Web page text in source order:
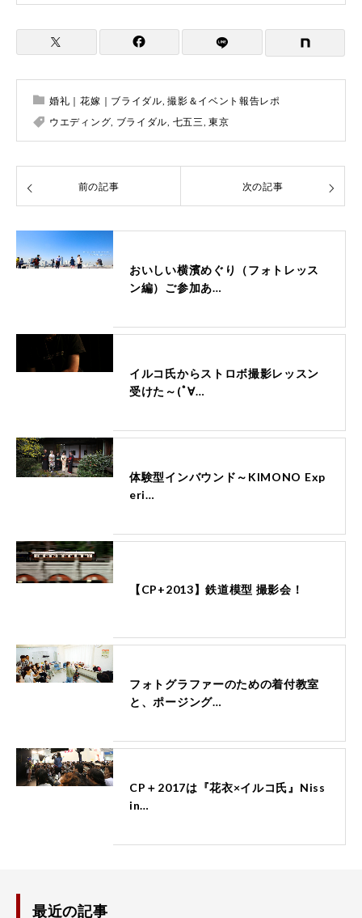
婚礼｜花嫁｜ブライダル,撮影＆イベント報告レポ
ウエディング, ブライダル, 七五三,東京
前の記事 次の記事
おいしい横濱めぐり（フォトレッス
ン編）ご参加あ…
イルコ氏からストロボ撮影レッスン
受けた～(ﾟ∀…
体験型インバウンド～KIMONO Exp
eri…
【CP+2013】鉄道模型 撮影会！
フォトグラファーのための着付教室
と、ポージング…
CP＋2017は『花衣×イルコ氏』Niss
in…
最近の記事